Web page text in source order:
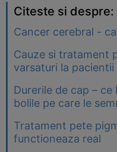
Citeste si despre:
Cancer cerebral -
Cauze si tratament
varsaturi la pacientii
Durerile de cap –
bolile pe care le
Tratament pete
functioneaza real